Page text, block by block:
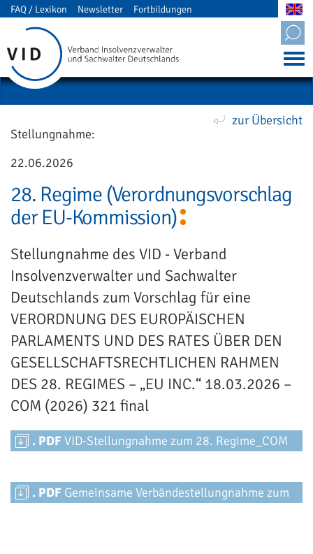
FAQ / Lexikon Newsletter Fortbildungen
Mitgliederbereich
Stellungnahme:
22.06.2026
28. Regime (Verordnungsvorschlag
der EU-Kommission)
Stellungnahme des VID - Verband
Insolvenzverwalter und Sachwalter
Deutschlands zum Vorschlag für eine
VERORDNUNG DES EUROPÄISCHEN
PARLAMENTS UND DES RATES ÜBER DEN
GESELLSCHAFTSRECHTLICHEN RAHMEN
DES 28. REGIMES – „EU INC.“ 18.03.2026 –
COM (2026) 321 final
. PDFVID-Stellungnahme zum 28. Regime_COM
. PDF Gemeinsame Verbändestellungnahme zum
zur Übersicht